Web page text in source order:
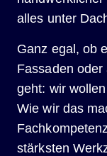
alles unter
Ganz egal, ob
Fassaden
geht: wir
Wie wir das
stärksten